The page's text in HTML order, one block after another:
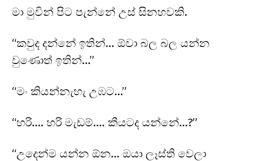
මා මුවින් පිට පැන්නේ උස් සිනහවකි.
“කවුද දන්නේ ඉතින්… ඕවා බල බල යන්න
වුණොත් ඉතින්…”
“මං කියන්නැහැ උඹට…”
“හරි…. හරි මැඩම්…. කීයටද යන්නේ…?”
“උදෙන්ම යන්න ඕන… ඔයා ලෑස්ති වෙලා